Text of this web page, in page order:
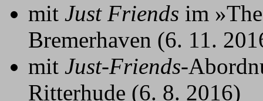
mit Just Friends im
Bremerhaven (6. 11.
mit Just-Friends-
Ritterhude (6. 8. 2016)